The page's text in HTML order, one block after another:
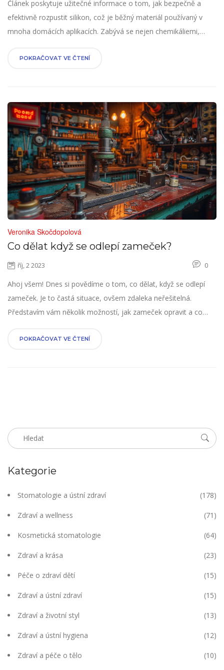
Článek poskytuje užitečné informace o tom, jak bezpečně a
efektivně rozpustit silikon, což je běžný materiál používaný v
mnoha domácích aplikacích. Zabývá se nejen chemikáliemi,
manipulaci a alternativní metody odstranění silikonu, které
POKRAČOVAT VE ČTENÍ
Veronika Skočdopolová
Co dělat když se odlepí zameček?
říj, 2 2023 0
Ahoj všem! Dnes si povědíme o tom, co dělat, když se odlepí
zameček. Je to častá situace, ovšem zdaleka neřešitelná.
Představím vám několik možností, jak zameček opravit a co
připraveni na každou situaci, do které život přijde. S pojistkou na
POKRAČOVAT VE ČTENÍ
Kategorie
Stomatologie a ústní zdraví (178)
Zdraví a wellness (71)
Kosmetická stomatologie (64)
Zdraví a krása (23)
Péče o zdraví dětí (15)
Zdraví a ústní zdraví (15)
Zdraví a životní styl (13)
Zdraví a ústní hygiena (12)
Zdraví a péče o tělo (10)